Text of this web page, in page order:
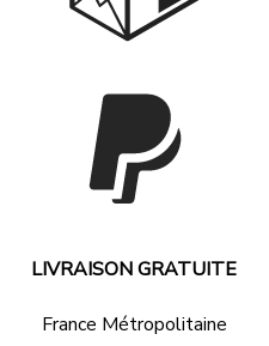
LIVRAISON GRATUITE
France Métropolitaine